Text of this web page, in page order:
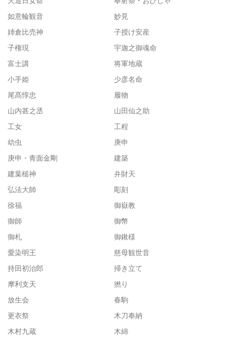
如意輪観音
妙見
姉倉比売神
子授け安産
子権現
宇迦之御魂命
富士講
将軍地蔵
小手姫
少彦名命
尾髙惇忠
履物
山内甚之丞
山田仙之助
工女
工程
幼虫
庚申
庚申・青面金剛
建築
建葉槌神
弁財天
弘法大師
彫刻
徐福
御嶽教
御師
御幣
御札
御鍬様
愛染明王
慈母観世音
持田初治郎
掃き立て
摩利支天
撚り
放生会
春駒
更衣祭
木刀奉納
木村九蔵
木綿